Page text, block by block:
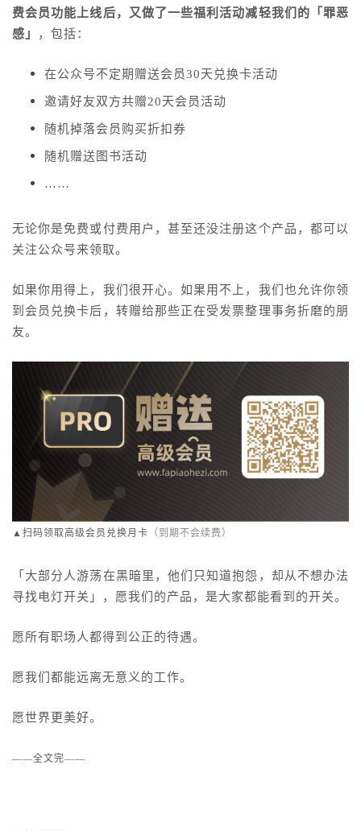
费会员功能上线后，又做了一些福利活动减轻我们的「罪恶
感」
，包括：
在公众号不定期赠送会员30天兑换卡活动
邀请好友双方共赠20天会员活动
随机掉落会员购买折扣券
随机赠送图书活动
……
无论你是免费或付费用户，甚至还没注册这个产品，都可以
关注公众号来领取。
如果你用得上，我们很开心。如果用不上，我们也允许你领
到会员兑换卡后，转赠给那些正在受发票整理事务折磨的朋
友。
▲ 扫码领取高级会员兑换月卡 （到期不会续费）
「大部分人游荡在黑暗里，他们只知道抱怨，却从不想办法
寻找电灯开关」，愿我们的产品，是大家都能看到的开关。
愿所有职场人都得到公正的待遇。
愿我们都能远离无意义的工作。
愿世界更美好。
——全文完——